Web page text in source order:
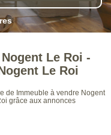
Le Roi -
Le Roi
de Immeuble à vendre Nogent
grâce aux annonces